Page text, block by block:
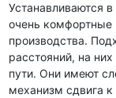
Устанавливаются
очень комфортные
производства.
расстояний, на
пути. Они имеют
механизм сдвига